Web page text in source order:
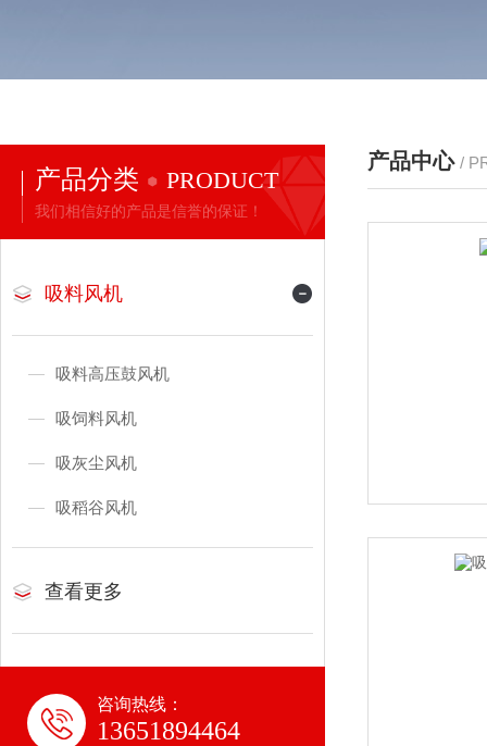
产品分类 PRODUCT
我们相信好的产品是信誉的保证！
吸料风机
吸料高压鼓风机
吸饲料风机
吸灰尘风机
吸稻谷风机
查看更多
咨询热线：
13651894464
产品中心 /